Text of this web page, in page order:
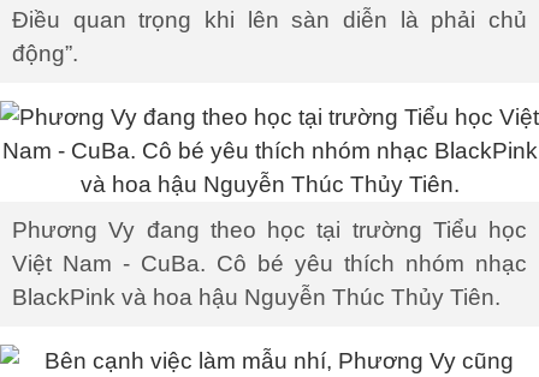
Điều quan trọng khi lên sàn diễn là phải chủ
động”.
Phương Vy đang theo học tại trường Tiểu học
Việt Nam - CuBa. Cô bé yêu thích nhóm nhạc
BlackPink và hoa hậu Nguyễn Thúc Thủy Tiên.